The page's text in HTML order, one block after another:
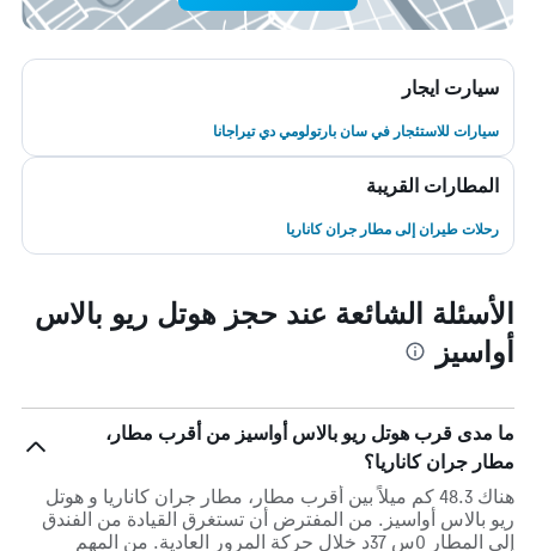
سيارت ايجار
سيارات للاستئجار في سان بارتولومي دي تيراجانا
المطارات القريبة
رحلات طيران إلى مطار جران كاناريا
الأسئلة الشائعة عند حجز هوتل ريو بالاس
أواسيز
ما مدى قرب هوتل ريو بالاس أواسيز من أقرب مطار،
مطار جران كاناريا؟
هناك 48.3 كم ميلاً بين أقرب مطار، مطار جران كاناريا و هوتل
ريو بالاس أواسيز. من المفترض أن تستغرق القيادة من الفندق
إلى المطار 0س 37د خلال حركة المرور العادية. من المهم